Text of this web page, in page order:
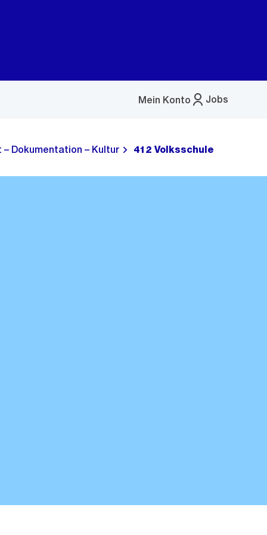
Jobs
Mein Konto
Menü
– Dokumentation – Kultur 412 Volksschule